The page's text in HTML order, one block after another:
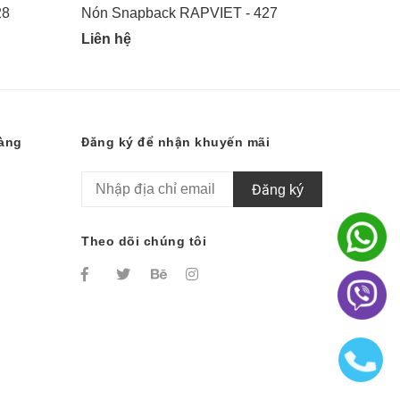
Nón Snapback RAPVIET - 427
Liên hệ
Đăng ký để nhận khuyến mãi
Đăng ký
Theo dõi chúng tôi